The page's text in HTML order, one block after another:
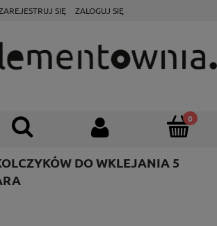
SIĘ ZALOGUJ SIĘ
DO WKLEJANIA 5